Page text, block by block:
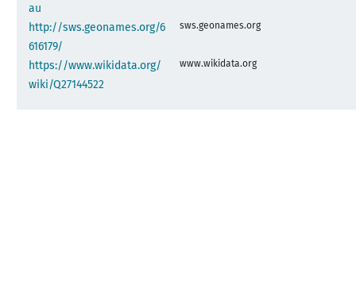
au
http://sws.geonames.org/6
616179/
sws.geonames.org
https://www.wikidata.org/
wiki/Q27144522
www.wikidata.org